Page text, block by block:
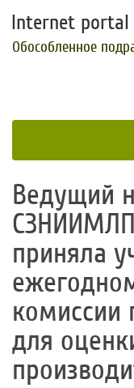
Internet portal
Обособленное
Ведущий
приняла
комиссии
для